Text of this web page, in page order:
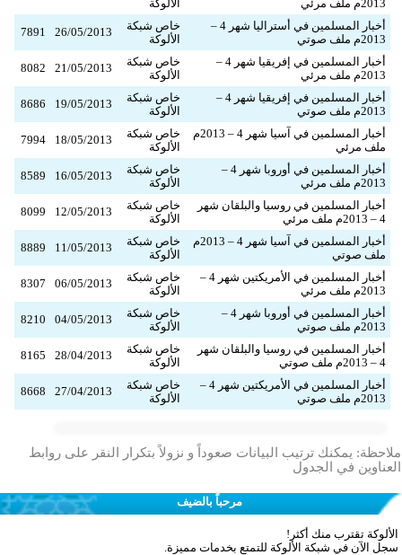
2013م ملف مرئي
الألوكة
أخبار المسلمين في أستراليا شهر 4 –
2013م ملف صوتي
خاص شبكة
الألوكة
26/05/2013
7891
أخبار المسلمين في إفريقيا شهر 4 –
2013م ملف مرئي
خاص شبكة
الألوكة
21/05/2013
8082
أخبار المسلمين في إفريقيا شهر 4 –
2013م ملف صوتي
خاص شبكة
الألوكة
19/05/2013
8686
أخبار المسلمين في آسيا شهر 4 – 2013م
ملف مرئي
خاص شبكة
الألوكة
18/05/2013
7994
أخبار المسلمين في أوروبا شهر 4 –
2013م ملف مرئي
خاص شبكة
الألوكة
16/05/2013
8589
أخبار المسلمين في روسيا والبلقان شهر
4 – 2013م ملف مرئي
خاص شبكة
الألوكة
12/05/2013
8099
أخبار المسلمين في آسيا شهر 4 – 2013م
ملف صوتي
خاص شبكة
الألوكة
11/05/2013
8889
أخبار المسلمين في الأمريكتين شهر 4 –
2013م ملف مرئي
خاص شبكة
الألوكة
06/05/2013
8307
أخبار المسلمين في أوروبا شهر 4 –
2013م ملف صوتي
خاص شبكة
الألوكة
04/05/2013
8210
أخبار المسلمين في روسيا والبلقان شهر
4 – 2013م ملف صوتي
خاص شبكة
الألوكة
28/04/2013
8165
أخبار المسلمين في الأمريكتين شهر 4 –
2013م ملف صوتي
خاص شبكة
الألوكة
27/04/2013
8668
ملاحظة: يمكنك ترتيب البيانات صعوداً و نزولاً بتكرار النقر على روابط
العناوين في الجدول
مرحباً بالضيف
الألوكة تقترب منك أكثر!
سجل الآن في شبكة الألوكة للتمتع بخدمات مميزة.